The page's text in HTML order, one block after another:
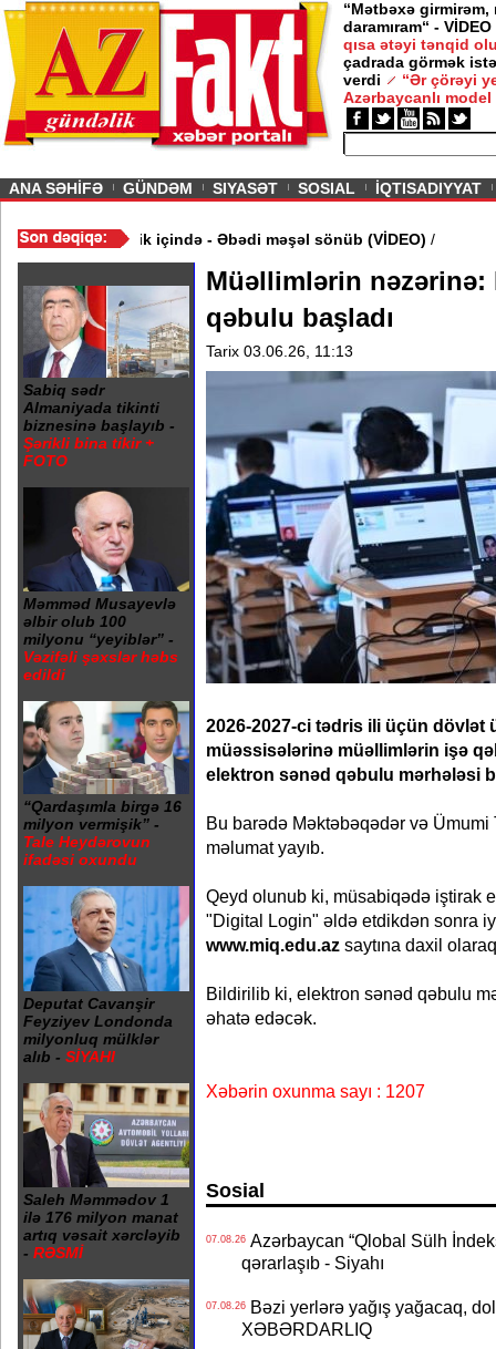
“Mətbəxə girmirəm,
daramıram“ - VİDEO
qısa ətəyi tənqid
çadrada görmək
verdi
“Ər çörəyi
Azərbaycanlı model
ANA SƏHİFƏ GÜNDƏM SIYASƏT SOSIAL İQTISADIYYAT
20 Yanvar abidəsi zibillik içində - Əbədi məşəl sönüb (VİDEO)
Sabiq sədr
Almaniyada tikinti
biznesinə başlayıb -
Şərikli bina tikir +
FOTO
Məmməd Musayevlə
əlbir olub 100
milyonu “yeyiblər” -
Vəzifəli şəxslər həbs
edildi
“Qardaşımla birgə 16
milyon vermişik” -
Tale Heydərovun
ifadəsi oxundu
Deputat Cavanşir
Feyziyev Londonda
milyonluq mülklər
alıb - SİYAHI
Saleh Məmmədov 1
ilə 176 milyon manat
artıq vəsait xərcləyib
- RƏSMİ
Müəllimlərin nəzərinə:
qəbulu başladı
Tarix 03.06.26, 11:13
2026-2027-ci tədris ili üçün dövlət
müəssisələrinə müəllimlərin işə
elektron sənəd qəbulu mərhələsi
Bu barədə Məktəbəqədər və
məlumat yayıb.
Qeyd olunub ki, müsabiqədə iştirak
"Digital Login" əldə etdikdən sonra
www.miq.edu.az saytına daxil
Bildirilib ki, elektron sənəd qəbulu
əhatə edəcək.
Xəbərin oxunma sayı : 1207
Sosial
07.08.26Azərbaycan “Qlobal Sülh
qərarlaşıb - Siyahı
07.08.26Bəzi yerlərə yağış yağacaq,
XƏBƏRDARLIQ